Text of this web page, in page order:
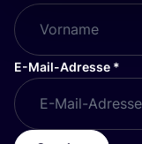
E-Mail-Adresse *